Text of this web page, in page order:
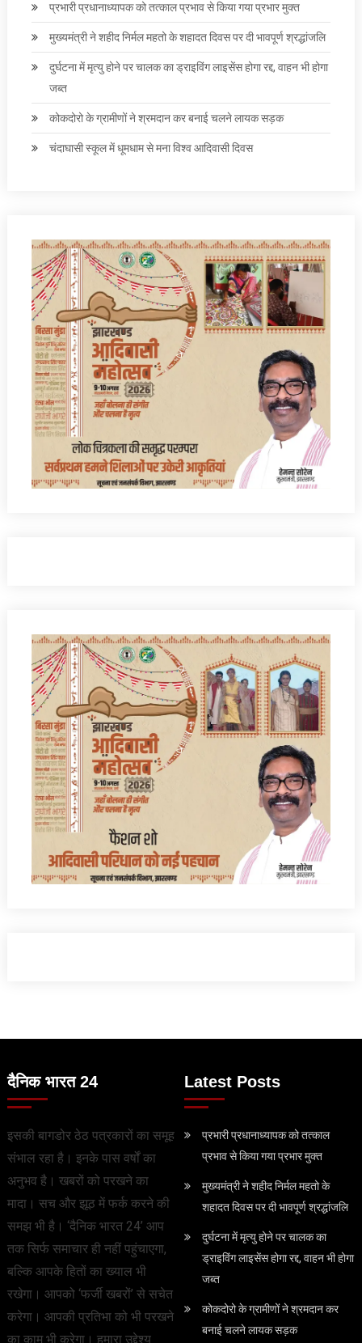
प्रभारी प्रधानाध्यापक को तत्काल प्रभाव से किया गया प्रभार मुक्त
मुख्यमंत्री ने शहीद निर्मल महतो के शहादत दिवस पर दी भावपूर्ण श्रद्धांजलि
दुर्घटना में मृत्यु होने पर चालक का ड्राइविंग लाइसेंस होगा रद्द, वाहन भी होगा
जब्त
कोकदोरो के ग्रामीणों ने श्रमदान कर बनाई चलने लायक सड़क
चंदाघासी स्कूल में धूमधाम से मना विश्व आदिवासी दिवस
दैनिक भारत 24
इसकी बागडोर ठेठ पत्रकारों का समूह
संभाल रहा है। इनके पास वर्षों का
अनुभव है। खबरों को परखने का
मादा। सच और झूठ में फर्क करने की
समझ भी है। ‘दैनिक भारत 24’ आप
तक सिर्फ समाचार ही नहीं पहुंचाएगा,
बल्कि आपके हितों का ख्याल भी
रखेगा। आपको ‘फर्जी खबरों’ से सचेत
करेगा। आपकी प्रतिभा को भी परखने
का काम भी करेगा। हमारा उद्देश्य
Latest Posts
प्रभारी प्रधानाध्यापक को तत्काल
प्रभाव से किया गया प्रभार मुक्त
मुख्यमंत्री ने शहीद निर्मल महतो के
शहादत दिवस पर दी भावपूर्ण श्रद्धांजलि
दुर्घटना में मृत्यु होने पर चालक का
ड्राइविंग लाइसेंस होगा रद्द, वाहन भी होगा
जब्त
कोकदोरो के ग्रामीणों ने श्रमदान कर
बनाई चलने लायक सड़क